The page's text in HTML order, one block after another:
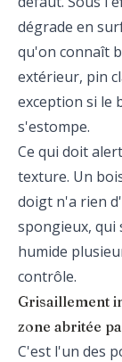
dégrade en
qu'on connaît
extérieur, pin
exception si le
s'estompe.
Ce qui doit
texture. Un
doigt n'a rien
spongieux, qui
humide
contrôle.
Grisaillement
zone abritée
C'est l'un des